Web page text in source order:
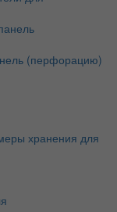
(перфорацию)
хранения для